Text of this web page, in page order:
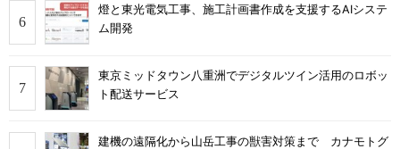
燈と東光電気工事、施工計画書作成を支援するAIシステ
ム開発
東京ミッドタウン八重洲でデジタルツイン活用のロボッ
ト配送サービス
建機の遠隔化から山岳工事の獣害対策まで カナモトグ